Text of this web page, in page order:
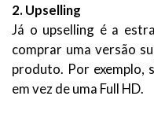
2. Upselling
Já o upselling é a
comprar uma versão
produto. Por exemplo,
em vez de uma Full HD.